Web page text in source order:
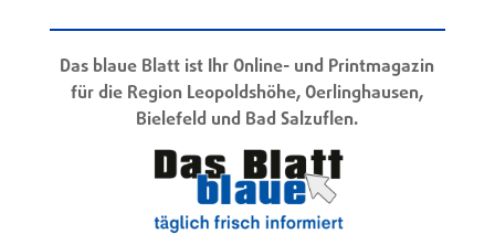
Das blaue Blatt ist Ihr Online- und Printmagazin
für die Region Leopoldshöhe, Oerlinghausen,
Bielefeld und Bad Salzuflen.